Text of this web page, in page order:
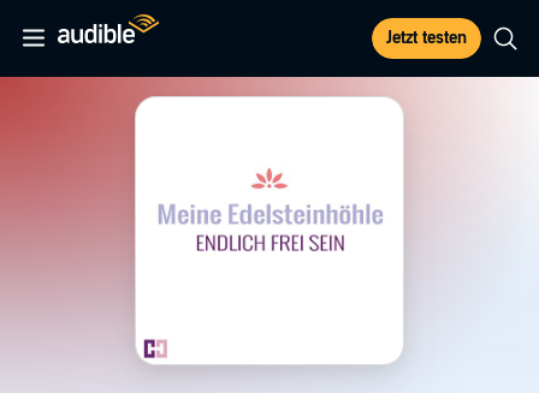
Jetzt testen